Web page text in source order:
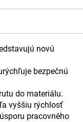
novú
bezpečnú
do materiálu.
vyššiu rýchlosť
pracovného